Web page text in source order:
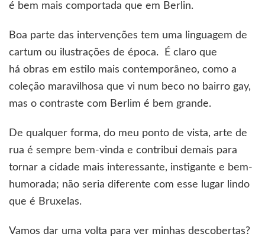
é bem mais comportada que em Berlin.
Boa parte das intervenções tem uma linguagem de
cartum ou ilustrações de época. É claro que
há obras em estilo mais contemporâneo, como a
coleção maravilhosa que vi num beco no bairro gay,
mas o contraste com Berlim é bem grande.
De qualquer forma, do meu ponto de vista, arte de
rua é sempre bem-vinda e contribui demais para
tornar a cidade mais interessante, instigante e bem-
humorada; não seria diferente com esse lugar lindo
que é Bruxelas.
Vamos dar uma volta para ver minhas descobertas?